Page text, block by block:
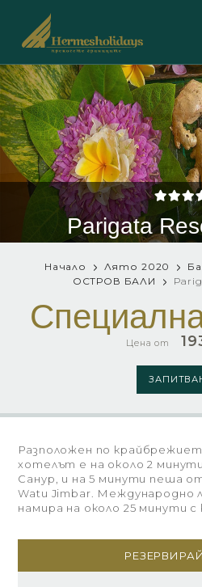
Parigata
Начало Лято 2020
ОСТРОВ БАЛИ
Цена от
Разположен по
хотелът е на около 2
Санур, и на 5 минути пеша
Watu Jimbar. Международно
намира на около 25 минути с